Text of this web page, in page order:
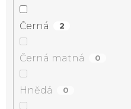
Černá 2
Černá matná 0
Hnědá 0